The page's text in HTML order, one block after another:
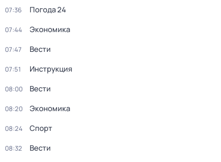
07:36 Погода 24
07:44 Экономика
07:47 Вести
07:51 Инструкция
08:00 Вести
08:20 Экономика
08:24 Спорт
08:32 Вести